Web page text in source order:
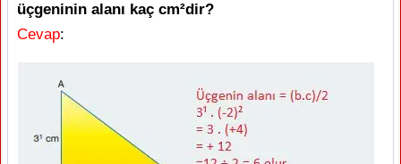
üçgeninin alanı kaç cm²dir?
Cevap: